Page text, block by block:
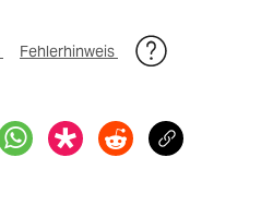
Fehlerhinweis